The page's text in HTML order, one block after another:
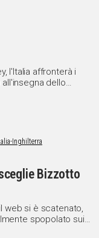
l'Italia affronterà i
dello
Bizzotto
web si è scatenato,
spopolato sui